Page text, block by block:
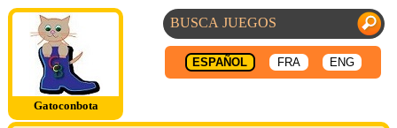
Gatoconbota
ESPAÑOL FRA ENG